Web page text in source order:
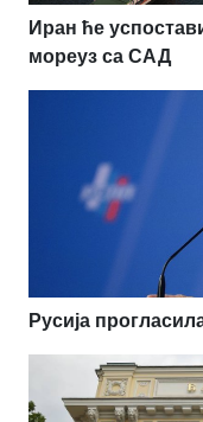
Иран ће
мореуз са САД
Русија